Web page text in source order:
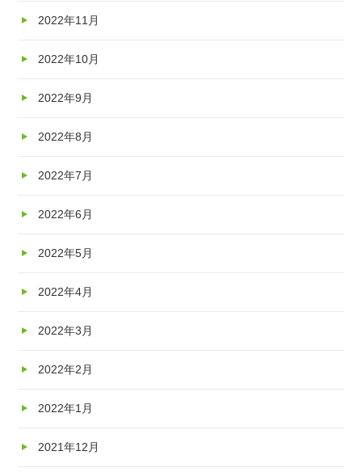
2022年11月
2022年10月
2022年9月
2022年8月
2022年7月
2022年6月
2022年5月
2022年4月
2022年3月
2022年2月
2022年1月
2021年12月